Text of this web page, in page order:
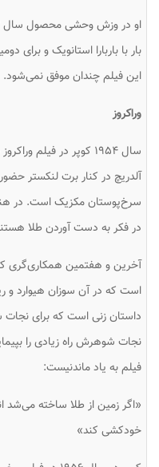
بار با باربارا استانویک و برای
این فیلم چندان موفق نمی‌شود.
وراکروز
سال ۱۹۵۴ کوپر در فیلم
آلدریچ در کنار برت لنکستر
سرخ‌پوستان مکزیک است. در
در فکر به دست آوردن طلا
آخرین و هفتمین همکاری‌گری
است که در آن سوزان هیوارد و
نجات شوهرش راه زیادی را
فیلم به یاد ماندنیست:
«اگر زمین از طلا ساخته
خودکشی کند»